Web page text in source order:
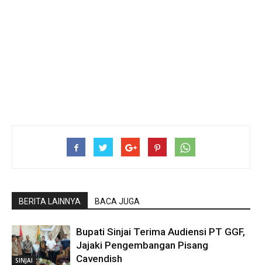
BERITA LAINNYA BACA JUGA
SINJAI
Bupati Sinjai Terima Audiensi PT GGF,
Jajaki Pengembangan Pisang
Cavendish